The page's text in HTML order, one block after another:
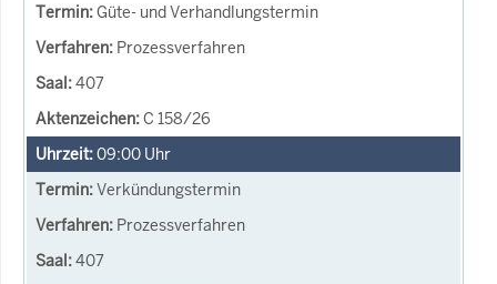
Güte- und Verhandlungstermin
Prozessverfahren
407
C 158/26
09:00 Uhr
Verkündungstermin
Prozessverfahren
407